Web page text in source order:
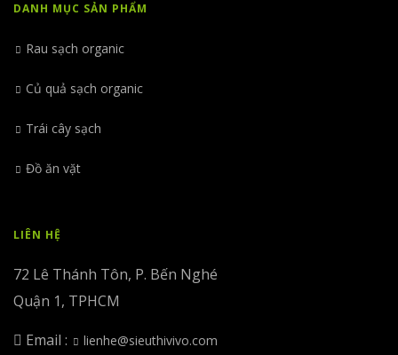
DANH MỤC SẢN PHẨM
Rau sạch organic
Củ quả sạch organic
Trái cây sạch
Đồ ăn vặt
LIÊN HỆ
72 Lê Thánh Tôn, P. Bến Nghé
Quận 1, TPHCM
Email :
lienhe@sieuthivivo.com